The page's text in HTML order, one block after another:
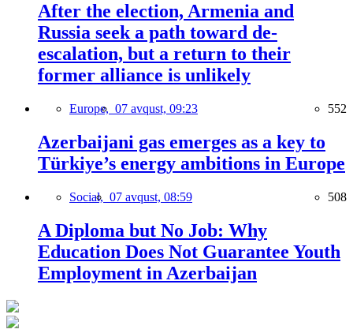
After the election, Armenia and
Russia seek a path toward de-
escalation, but a return to their
former alliance is unlikely
Europe, 07 avqust, 09:23 552
Azerbaijani gas emerges as a key to
Türkiye’s energy ambitions in Europe
Social, 07 avqust, 08:59 508
A Diploma but No Job: Why
Education Does Not Guarantee Youth
Employment in Azerbaijan